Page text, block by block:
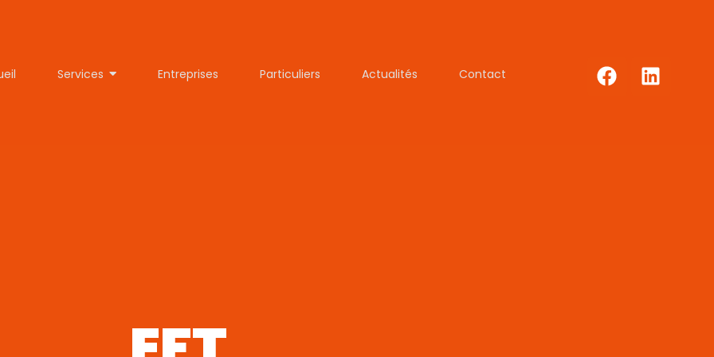
Services Entreprises Particuliers Actualités Contact